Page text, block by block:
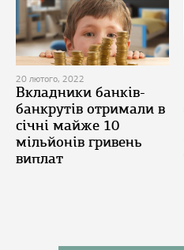
20 лютого, 2022
Вкладники банків-
банкрутів отримали в
січні майже 10
мільйонів гривень
виплат